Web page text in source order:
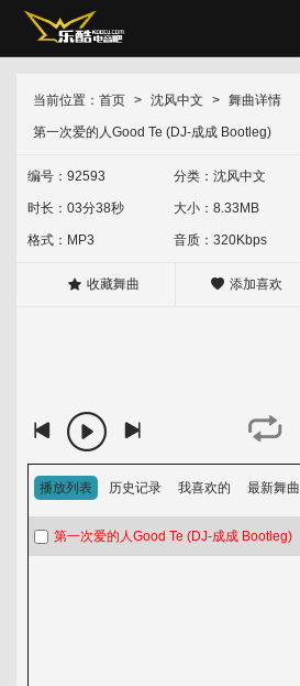
外文舞曲 沈风外文 外网资源 经典怀旧
排行榜
音乐上传人
音乐发布区
会员中心 修改资料
升级VIP 我喜欢的
当前位置： 首页 沈风中文 舞曲详情
第一次爱的人Good Te (DJ-成成 Bootleg)
编号：92593 分类： 沈风中文
时长：03分38秒 大小：8.33MB
格式：MP3 音质：320Kbps
收藏舞曲 添加喜欢
播放列表 历史记录 我喜欢的 最新舞曲
第一次爱的人Good Te (DJ-成成 Bootleg)